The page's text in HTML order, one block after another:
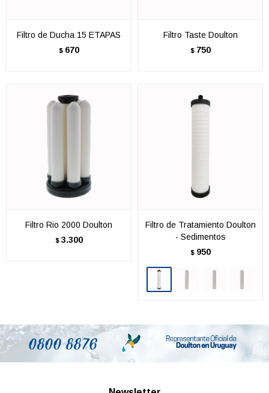
Filtro de Ducha 15 ETAPAS
$ 670
Filtro Taste Doulton
$ 750
Filtro Rio 2000 Doulton
$ 3.300
Filtro de Tratamiento Doulton
- Sedimentos
$ 950